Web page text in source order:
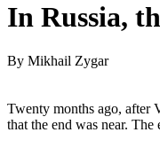
In Russia,
By Mikhail Zygar
Twenty months ago, after
that the end was near.